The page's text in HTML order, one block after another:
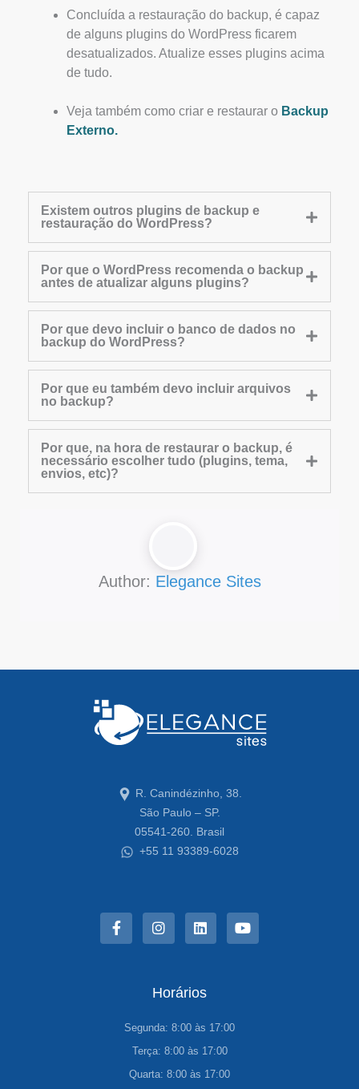
Concluída a restauração do backup, é capaz
de alguns plugins do WordPress ficarem
desatualizados. Atualize esses plugins acima
de tudo.
Veja também como criar e restaurar o Backup
Externo.
Existem outros plugins de backup e
restauração do WordPress?
Por que o WordPress recomenda o backup
antes de atualizar alguns plugins?
Por que devo incluir o banco de dados no
backup do WordPress?
Por que eu também devo incluir arquivos
no backup?
Por que, na hora de restaurar o backup, é
necessário escolher tudo (plugins, tema,
envios, etc)?
Author: Elegance Sites
R. Canindézinho, 38.
São Paulo – SP.
05541-260. Brasil
+55 11 93389-6028
a
c
e
n
s
t
r
i
n
k
i
o
u
t
Horários
Segunda: 8:00 às 17:00
Terça: 8:00 às 17:00
Quarta: 8:00 às 17:00